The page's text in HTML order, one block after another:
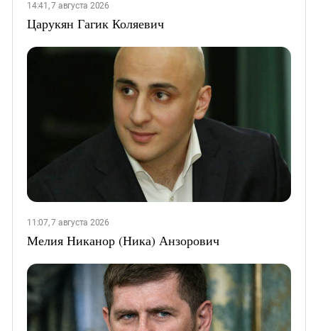
14:41, 7 августа 2026
Царукян Гагик Коляевич
11:07, 7 августа 2026
Мелия Никанор (Ника) Анзорович